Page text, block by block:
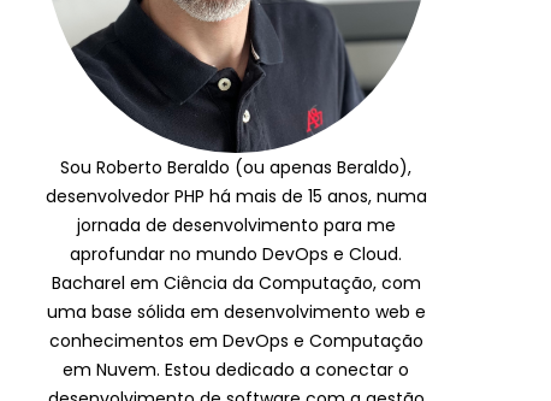
Sou Roberto Beraldo (ou apenas Beraldo),
desenvolvedor PHP há mais de 15 anos, numa
jornada de desenvolvimento para me
aprofundar no mundo DevOps e Cloud.
Bacharel em Ciência da Computação, com
uma base sólida em desenvolvimento web e
conhecimentos em DevOps e Computação
em Nuvem. Estou dedicado a conectar o